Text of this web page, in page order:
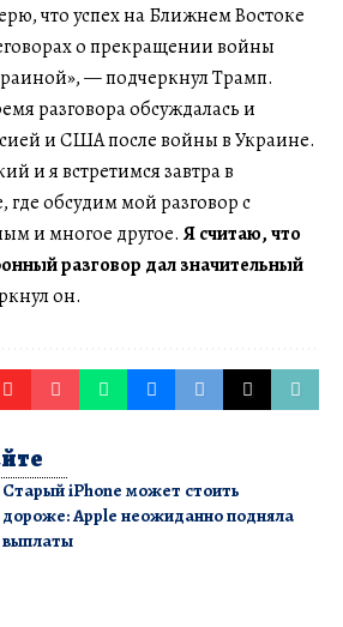
что успех на Ближнем Востоке
о прекращении войны
— подчеркнул Трамп.
разговора обсуждалась и
и США после войны в Украине.
и я встретимся завтра в
обсудим мой разговор с
и многое другое. Я считаю, что
разговор дал значительный
он.
Старый iPhone может стоить
дороже: Apple неожиданно подняла
выплаты